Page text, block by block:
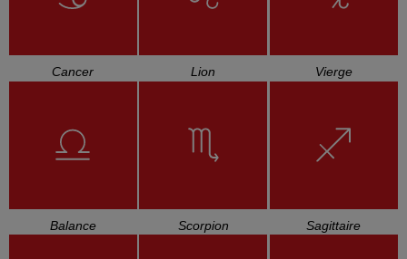
Cancer Lion Vierge
Balance Scorpion Sagittaire